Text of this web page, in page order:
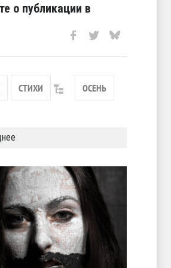
о публикации в
СТИХИ ОСЕНЬ